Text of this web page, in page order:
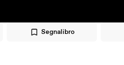
Segnalibro